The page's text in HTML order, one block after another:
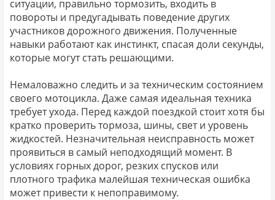
ситуации, правильно тормозить, входить в
повороты и предугадывать поведение других
участников дорожного движения. Полученные
навыки работают как инстинкт, спасая доли секунды,
которые могут стать решающими.
Немаловажно следить и за техническим состоянием
своего мотоцикла. Даже самая идеальная техника
требует ухода. Перед каждой поездкой стоит хотя бы
кратко проверить тормоза, шины, свет и уровень
жидкостей. Незначительная неисправность может
проявиться в самый неподходящий момент. В
условиях горных дорог, резких спусков или
плотного трафика малейшая техническая ошибка
может привести к непоправимому.